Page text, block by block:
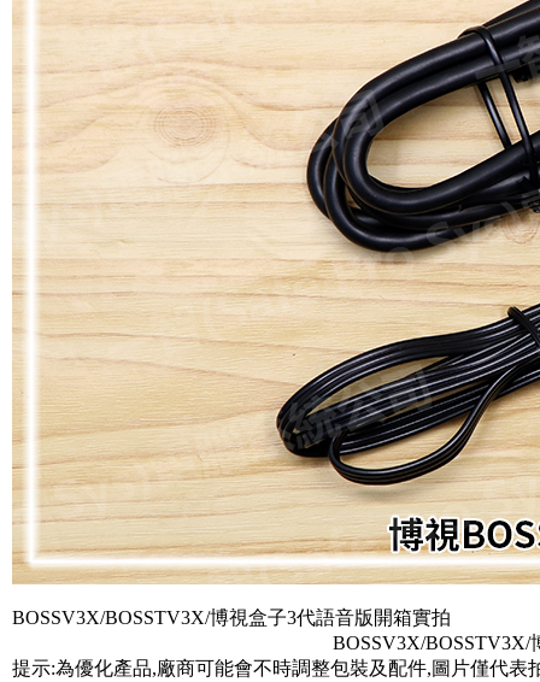
BOSSV3X/BOSSTV3X/博視盒子3代語音版開箱實拍
BOSSV3X/BOSSTV3X/
提示:為優化產品,廠商可能會不時調整包裝及配件,圖片僅代表